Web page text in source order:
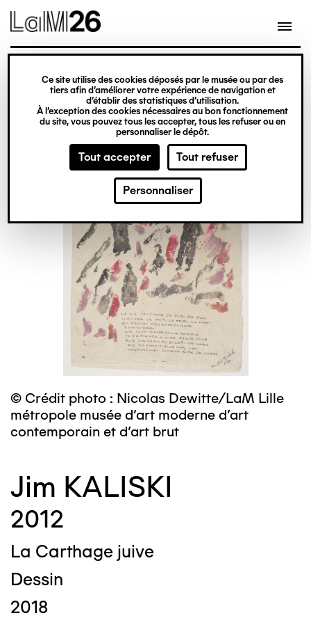
Gestion des cookies
Ce site utilise des cookies déposés par le musée ou par des
tiers afin d’améliorer votre expérience de navigation et
d’établir des statistiques d’utilisation.
À l’exception des cookies nécessaires au bon fonctionnement
du site, vous pouvez tous les accepter, tous les refuser ou en
personnaliser le dépôt.
Tout accepter Tout refuser
Personnaliser
contenu
© Crédit photo : Nicolas Dewitte/LaM Lille
métropole musée d’art moderne d’art
contemporain et d’art brut
Jim KALISKI
2012
La Carthage juive
Dessin
2018